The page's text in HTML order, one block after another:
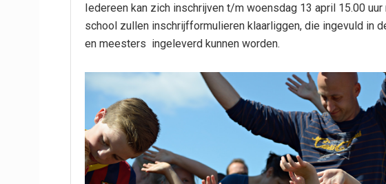
Iedereen kan zich inschrijven t/m woensdag 13 april 15.00
school zullen inschrijfformulieren klaarliggen, die ingevuld in
en meesters ingeleverd kunnen worden.